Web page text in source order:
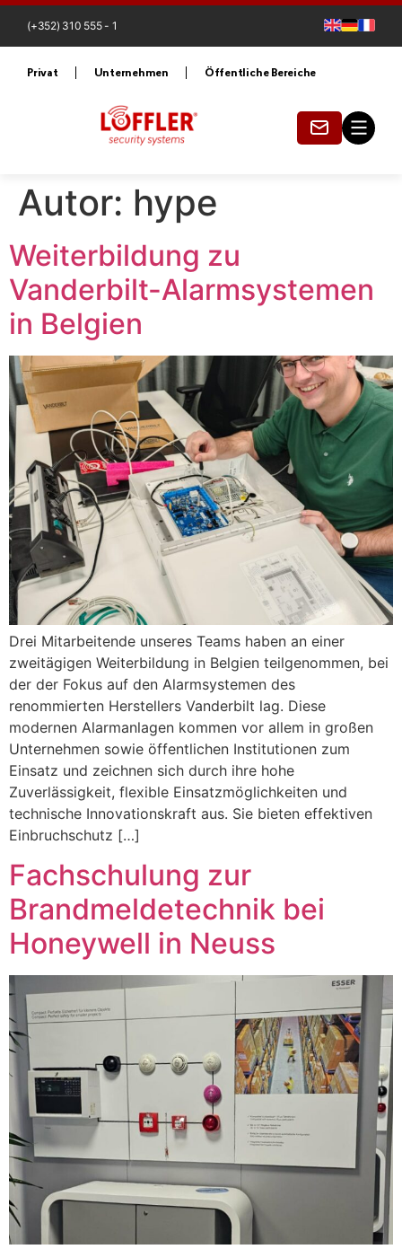
(+352) 310 555 - 1
Privat Unternehmen Öffentliche Bereiche
Autor: hype
Weiterbildung zu
Vanderbilt-Alarmsystemen
in Belgien
Drei Mitarbeitende unseres Teams haben an einer
zweitägigen Weiterbildung in Belgien teilgenommen, bei
der der Fokus auf den Alarmsystemen des
renommierten Herstellers Vanderbilt lag. Diese
modernen Alarmanlagen kommen vor allem in großen
Unternehmen sowie öffentlichen Institutionen zum
Einsatz und zeichnen sich durch ihre hohe
Zuverlässigkeit, flexible Einsatzmöglichkeiten und
technische Innovationskraft aus. Sie bieten effektiven
Einbruchschutz […]
Fachschulung zur
Brandmeldetechnik bei
Honeywell in Neuss